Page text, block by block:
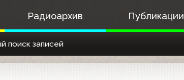
Радиоархив Публикации
поиск записей